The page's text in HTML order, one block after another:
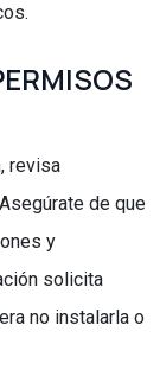
revisa
de que
y
solicita
no instalarla o